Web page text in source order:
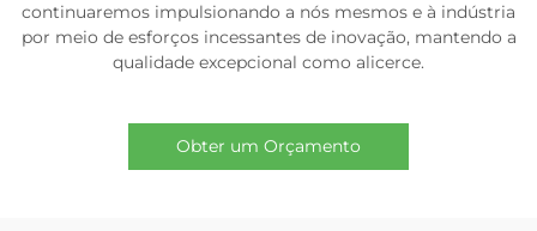
continuaremos impulsionando a nós mesmos e à indústria
por meio de esforços incessantes de inovação, mantendo a
qualidade excepcional como alicerce.
Obter um Orçamento